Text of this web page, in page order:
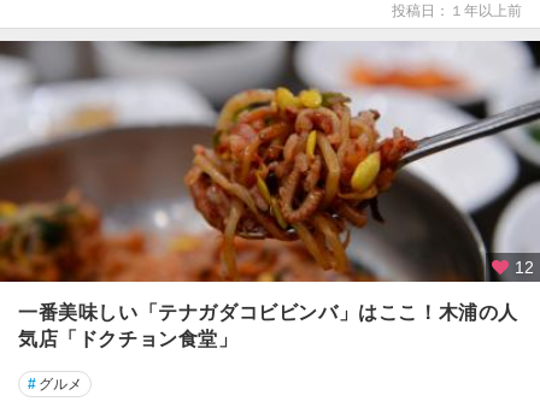
投稿日：１年以上前
12
一番美味しい「テナガダコビビンバ」はここ！木浦の人
気店「ドクチョン食堂」
# グルメ